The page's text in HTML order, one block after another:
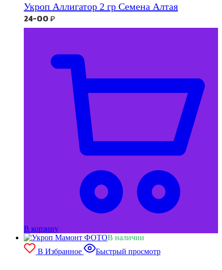
Укроп Аллигатор 2 гр Семена Алтая
24-00₽
В корзину
В наличии
В Избранное
Быстрый просмотр